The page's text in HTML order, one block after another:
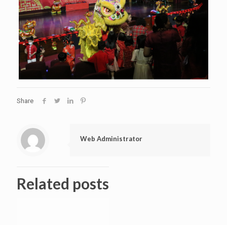
Share
Web Administrator
Related posts